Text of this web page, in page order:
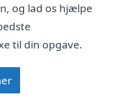
og lad os hjælpe
til din opgave.